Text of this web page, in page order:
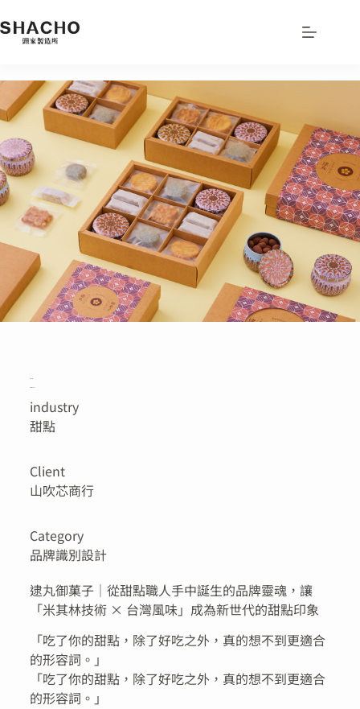
industry
甜點
Client
山吹芯商行
Category
品牌識別設計
逮丸御菓子｜從甜點職人手中誕生的品牌靈魂，讓
「米其林技術 × 台灣風味」成為新世代的甜點印象
「吃了你的甜點，除了好吃之外，真的想不到更適合
的形容詞。」
「吃了你的甜點，除了好吃之外，真的想不到更適合
的形容詞。」